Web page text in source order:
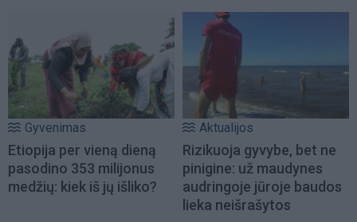
Gyvenimas
Etiopija per vieną dieną
pasodino 353 milijonus
medžių: kiek iš jų išliko?
Aktualijos
Rizikuoja gyvybe, bet ne
pinigine: už maudynes
audringoje jūroje baudos
lieka neišrašytos